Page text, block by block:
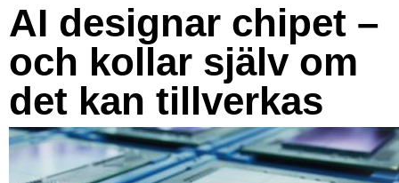
AI designar chipet –
och kollar själv om
det kan tillverkas